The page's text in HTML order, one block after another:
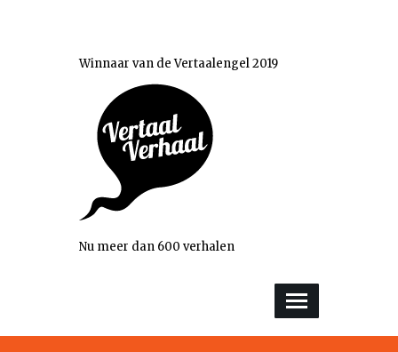
Winnaar van de Vertaalengel 2019
Nu meer dan 600 verhalen